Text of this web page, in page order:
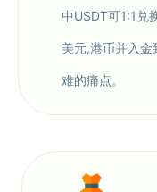
中USDT可1:1兑
美元,港币并入
难的痛点。